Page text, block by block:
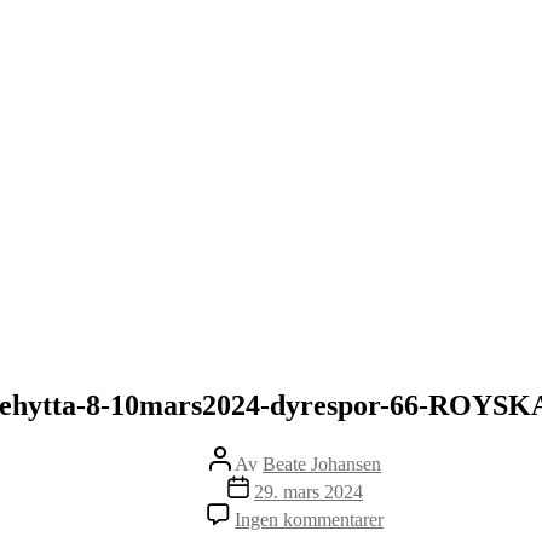
8-10mars2024-dyrespor-66-
Innleggsforfatter
Av Beate Johansen
Publiseringsdato
29. mars 2024
Ingen kommentarertil
Evjehytta-